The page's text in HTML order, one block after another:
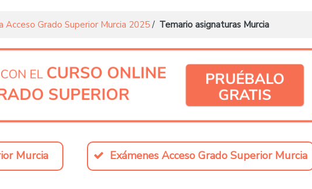
Acceso Grado Superior Murcia 2025 / Temario asignaturas Murcia
Murcia Exámenes Acceso Grado Superior Murcia